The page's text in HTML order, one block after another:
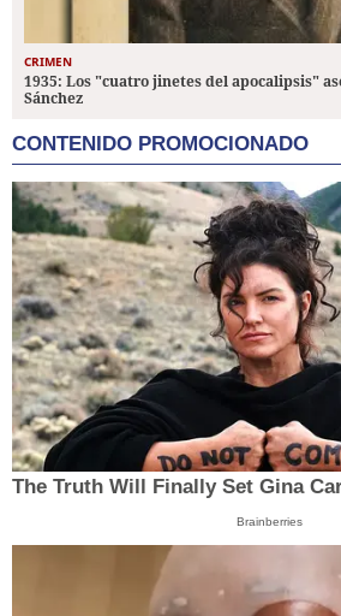
CRIMEN
1935: Los "cuatro jinetes del apocalipsis"
Sánchez
CONTENIDO PROMOCIONADO
The Truth Will Finally Set Gina
Brainberries